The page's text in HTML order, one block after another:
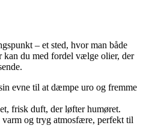
– et sted, hvor man både
kan du med fordel vælge olier, der
evne til at dæmpe uro og fremme
frisk duft, der løfter humøret.
varm og tryg atmosfære, perfekt til